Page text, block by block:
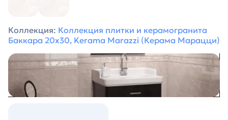
Коллекция: Коллекция плитки и керамогранита
Баккара 20х30, Kerama Marazzi (Керама Марацци)